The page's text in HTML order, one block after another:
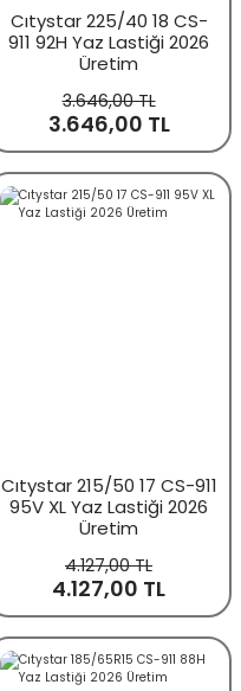
Cıtystar 225/40 18 CS-
911 92H Yaz Lastiği 2026
Üretim
3.646,00 TL
3.646,00 TL
Cıtystar 215/50 17 CS-911
95V XL Yaz Lastiği 2026
Üretim
4.127,00 TL
4.127,00 TL